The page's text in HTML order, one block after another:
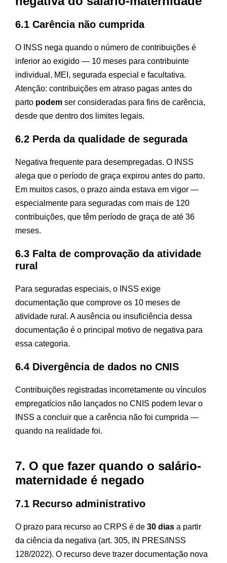
6.1 Carência não cumprida
O INSS nega quando o número de contribuições é
inferior ao exigido — 10 meses para contribuinte
individual, MEI, segurada especial e facultativa.
Atenção: contribuições em atraso pagas antes do
parto podem ser consideradas para fins de carência,
desde que dentro dos limites legais.
6.2 Perda da qualidade de segurada
Negativa frequente para desempregadas. O INSS
alega que o período de graça expirou antes do parto.
Em muitos casos, o prazo ainda estava em vigor —
especialmente para seguradas com mais de 120
contribuições, que têm período de graça de até 36
meses.
6.3 Falta de comprovação da atividade
rural
Para seguradas especiais, o INSS exige
documentação que comprove os 10 meses de
atividade rural. A ausência ou insuficiência dessa
documentação é o principal motivo de negativa para
essa categoria.
6.4 Divergência de dados no CNIS
Contribuições registradas incorretamente ou vínculos
empregatícios não lançados no CNIS podem levar o
INSS a concluir que a carência não foi cumprida —
quando na realidade foi.
7. O que fazer quando o salário-
maternidade é negado
7.1 Recurso administrativo
O prazo para recurso ao CRPS é de 30 dias a partir
da ciência da negativa (art. 305, IN PRES/INSS
128/2022). O recurso deve trazer documentação nova